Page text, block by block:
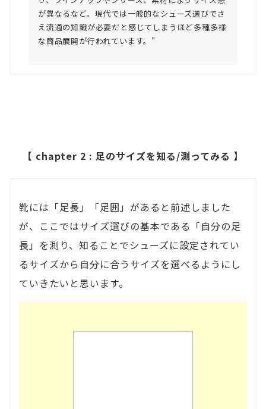
が異なるなど。現代では一般的なシューズ選びでさ
え流通の知識が必要だと感じてしまうほど多種多様
な商品展開が行われています。"
【 chapter 2 : 足のサイズを知る/測ってみる 】
靴には「足長」「足囲」があると前述しました
が、ここではサイズ選びの基本である「自分の足
長」を測り、知ることでシューズに設定されてい
るサイズから自分に合うサイズを選べるようにし
ていきたいと思います。